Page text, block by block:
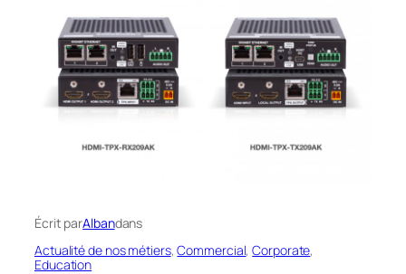
Écrit parAlbandans
Actualité de nos métiers, Commercial, Corporate
Education